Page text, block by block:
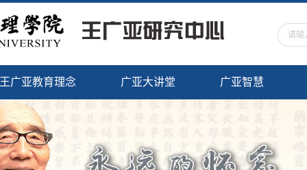
王广亚教育理念 广亚大讲堂 广亚智慧